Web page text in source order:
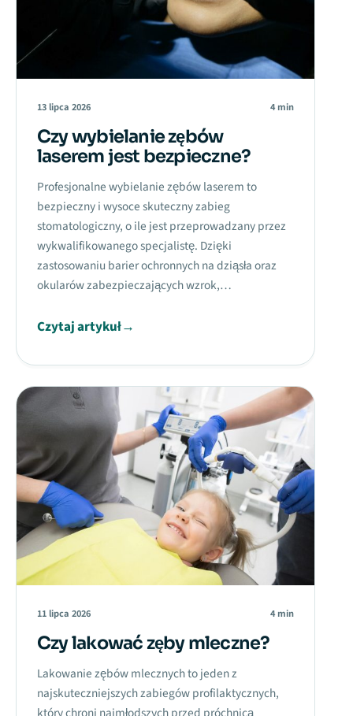
13 lipca 2026 4 min
Czy wybielanie zębów
laserem jest bezpieczne?
Profesjonalne wybielanie zębów laserem to
bezpieczny i wysoce skuteczny zabieg
stomatologiczny, o ile jest przeprowadzany przez
wykwalifikowanego specjalistę. Dzięki
zastosowaniu barier ochronnych na dziąsła oraz
okularów zabezpieczających wzrok,…
Czytaj artykuł→
11 lipca 2026 4 min
Czy lakować zęby mleczne?
Lakowanie zębów mlecznych to jeden z
najskuteczniejszych zabiegów profilaktycznych,
który chroni najmłodszych przed próchnicą